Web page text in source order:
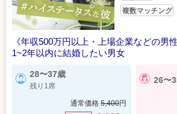
複数マッチング
《年収500万円以上・上場企業などの男性
1~2年以内に結婚したい男女
28〜37歳
残り1席
通常価格 5,400円
26〜